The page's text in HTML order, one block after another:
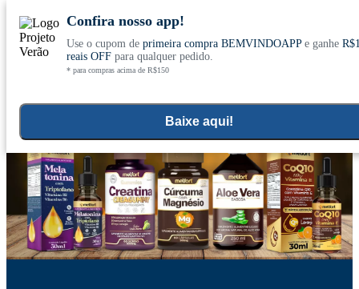
Conheça nosso site novo! E comemore com 0
Confira nosso app!
Use o cupom de primeira compra BEMVINDOAPPe ganhe
reais OFFpara qualquer pedido.
* para compras acima de R$150
Baixe aqui!
Home>Plantas Medicinais e Chás